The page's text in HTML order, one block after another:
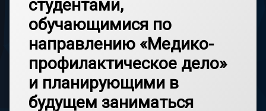
студентами,
обучающимися по
направлению «Медико-
профилактическое дело»
и планирующими в
будущем заниматься